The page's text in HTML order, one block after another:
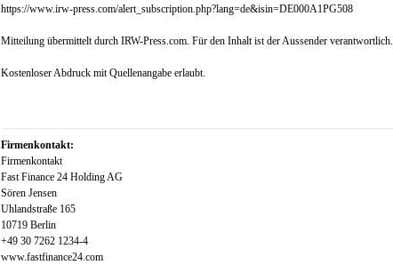
https://www.irw-press.com/alert_subscription.php?lang=de&isin=DE000A1PG508
Mitteilung übermittelt durch IRW-Press.com. Für den Inhalt ist der Aussender verantwortlich.
Kostenloser Abdruck mit Quellenangabe erlaubt.
Firmenkontakt:
Firmenkontakt
Fast Finance 24 Holding AG
Sören Jensen
Uhlandstraße 165
10719 Berlin
+49 30 7262 1234-4
www.fastfinance24.com